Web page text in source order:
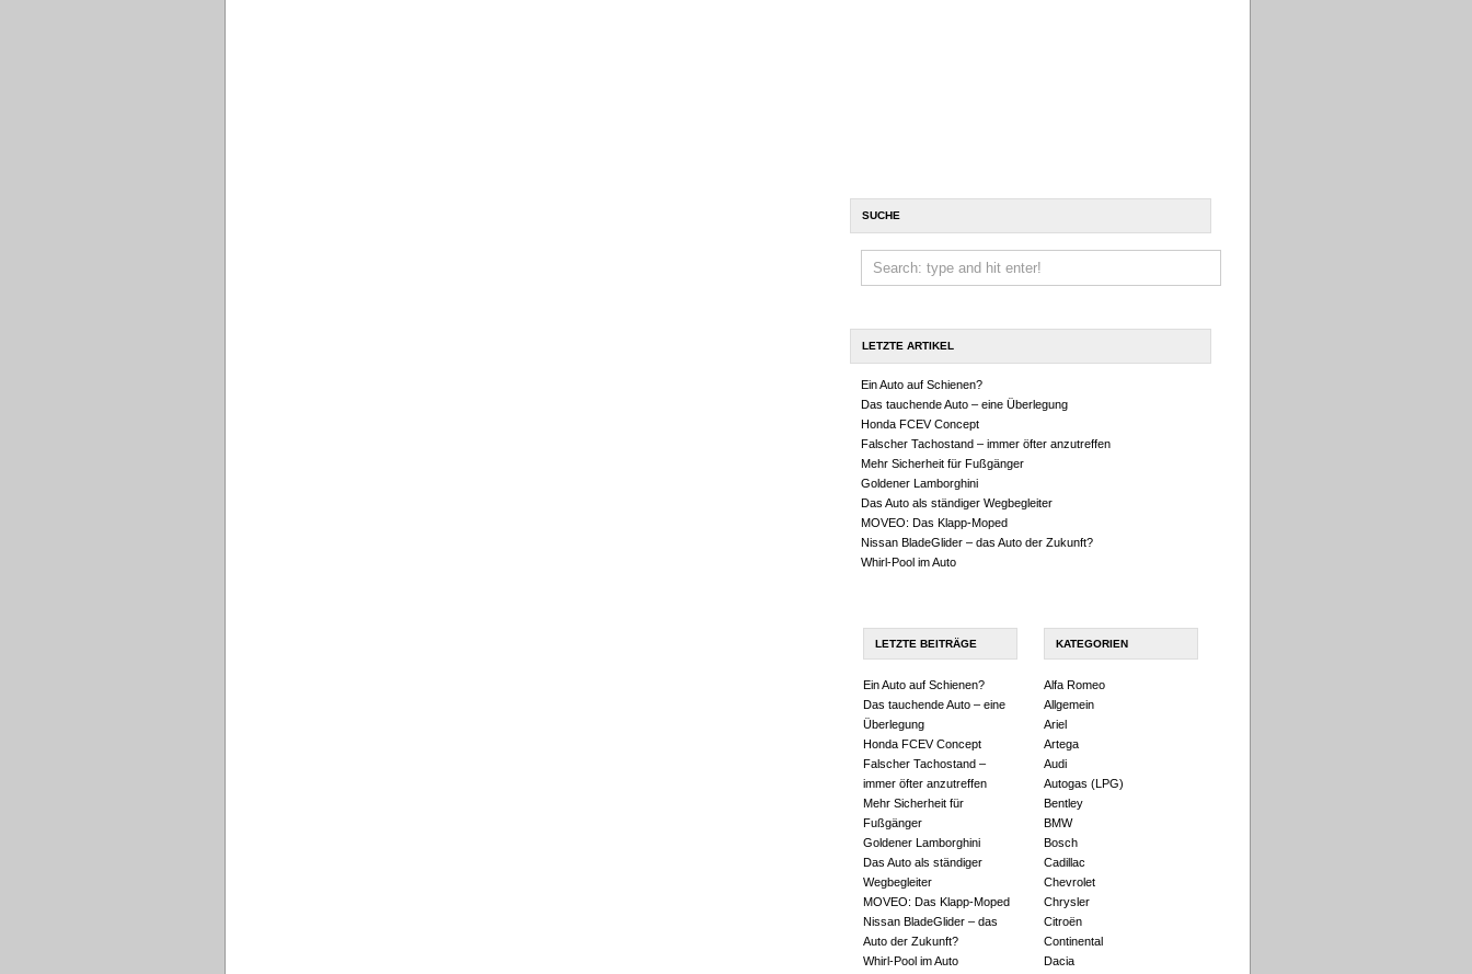
SUCHE
LETZTE ARTIKEL
Ein Auto auf Schienen?
Das tauchende Auto – eine Überlegung
Honda FCEV Concept
Falscher Tachostand – immer öfter anzutreffen
Mehr Sicherheit für Fußgänger
Goldener Lamborghini
Das Auto als ständiger Wegbegleiter
MOVEO: Das Klapp-Moped
Nissan BladeGlider – das Auto der Zukunft?
Whirl-Pool im Auto
LETZTE BEITRÄGE
Ein Auto auf Schienen?
Das tauchende Auto – eine
Überlegung
Honda FCEV Concept
Falscher Tachostand –
immer öfter anzutreffen
Mehr Sicherheit für
Fußgänger
Goldener Lamborghini
Das Auto als ständiger
Wegbegleiter
MOVEO: Das Klapp-Moped
Nissan BladeGlider – das
Auto der Zukunft?
Whirl-Pool im Auto
KATEGORIEN
Alfa Romeo
Allgemein
Ariel
Artega
Audi
Autogas (LPG)
Bentley
BMW
Bosch
Cadillac
Chevrolet
Chrysler
Citroën
Continental
Dacia